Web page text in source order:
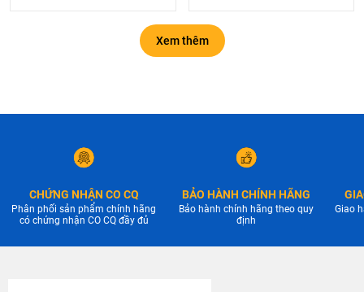
Xem thêm
CHỨNG NHẬN CO CQ
Phân phối sản phẩm chính hãng
có chứng nhận CO CQ đầy đủ
BẢO HÀNH CHÍNH HÃNG
Bảo hành chính hãng theo quy
định
Giao